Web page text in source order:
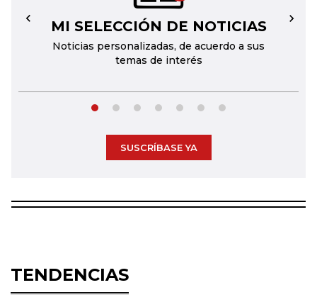
MI SELECCIÓN DE NOTICIAS
Noticias personalizadas, de acuerdo a sus
temas de interés
← →
SUSCRÍBASE YA
TENDENCIAS